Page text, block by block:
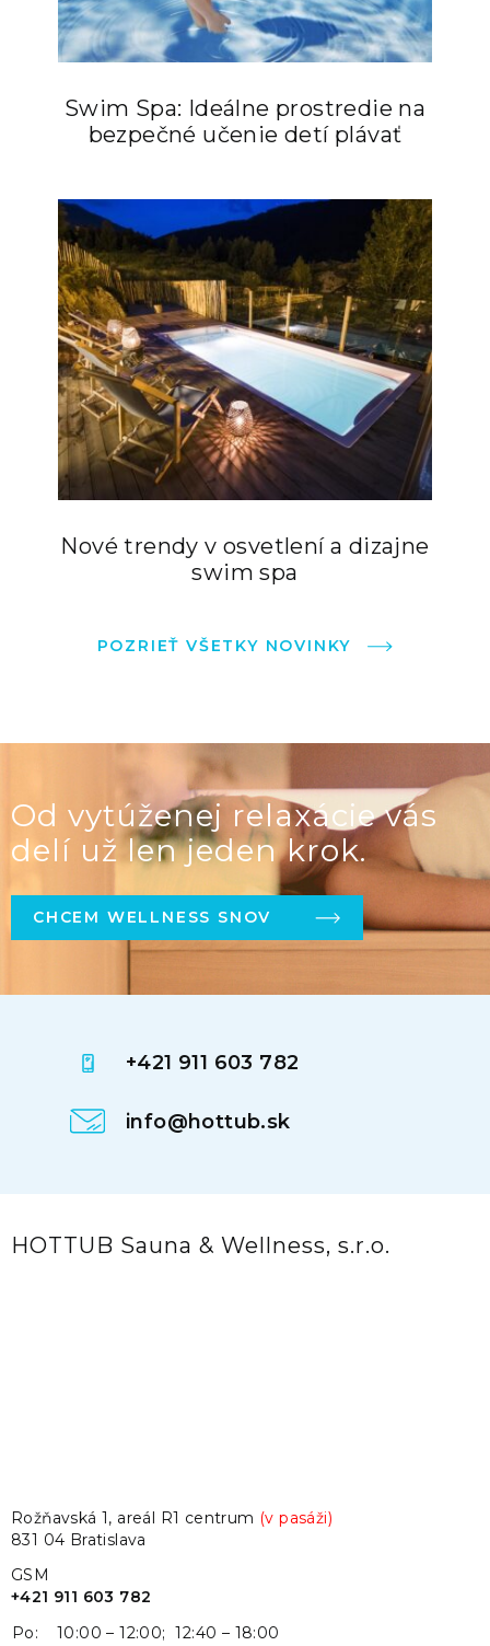
Swim Spa: Ideálne prostredie na
bezpečné učenie detí plávať
Nové trendy v osvetlení a dizajne
swim spa
POZRIEŤ VŠETKY NOVINKY
Od vytúženej relaxácie vás
delí už len jeden krok.
CHCEM WELLNESS SNOV
+421 911 603 782
info@hottub.sk
HOTTUB Sauna & Wellness, s.r.o.
Rožňavská 1, areál R1 centrum (v pasáži)
831 04 Bratislava
GSM
+421 911 603 782
Po:
10:00 – 12:00; 12:40 – 18:00